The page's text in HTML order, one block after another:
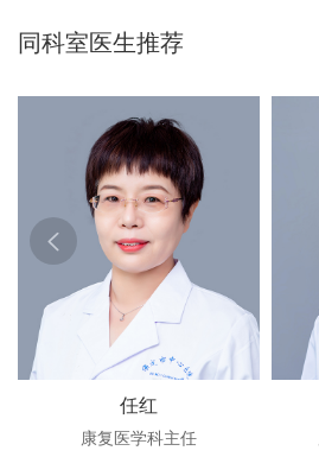
同科室医生推荐
任红
康复医学科主任